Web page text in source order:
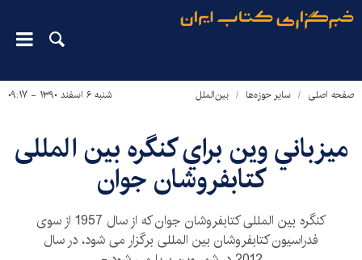
صفحه اصلی سایر حوزه‌ها بین‌الملل شنبه ۶ اسفند ۱۳۹۰ - ۰۹:۱۷
ميزباني وين براي کنگره بین المللی
کتابفروشان جوان
کنگره بین المللی کتابفروشان جوان که از سال 1957 از سوی
فدراسیون کتابفروشان بین المللی برگزار می شود، در سال